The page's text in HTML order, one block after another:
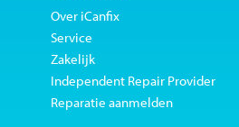
Over iCanfix
Service
Zakelijk
Independent Repair Provider
Reparatie aanmelden